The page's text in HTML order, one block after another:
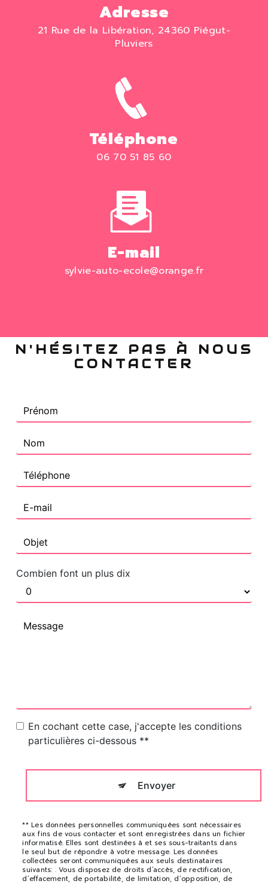
Adresse
21 Rue de la Libération, 24360 Piégut-
Pluviers
Téléphone
06 70 51 85 60
E-mail
sylvie-auto-ecole@orange.fr
N'HÉSITEZ PAS À NOUS
CONTACTER
Combien font un plus dix
En cochant cette case, j'accepte les conditions
particulières ci-dessous **
Envoyer
** Les données personnelles communiquées sont nécessaires
aux fins de vous contacter et sont enregistrées dans un fichier
informatisé. Elles sont destinées à et ses sous-traitants dans
le seul but de répondre à votre message. Les données
collectées seront communiquées aux seuls destinataires
suivants: . Vous disposez de droits d’accès, de rectification,
d’effacement, de portabilité, de limitation, d’opposition, de